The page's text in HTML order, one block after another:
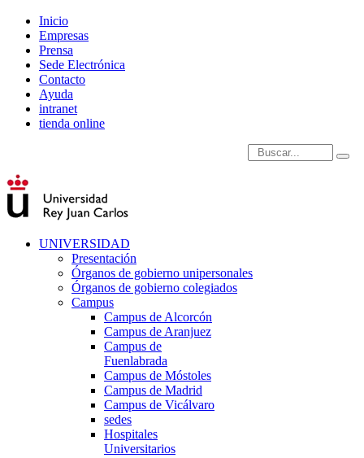
Inicio
Empresas
Prensa
Sede Electrónica
Contacto
Ayuda
intranet
tienda online
Introduce términos de
UNIVERSIDAD
Presentación
Órganos de gobierno unipersonales
Órganos de gobierno colegiados
Campus
Campus de Alcorcón
Campus de Aranjuez
Campus de
Fuenlabrada
Campus de Móstoles
Campus de Madrid
Campus de Vicálvaro
sedes
Hospitales
Universitarios